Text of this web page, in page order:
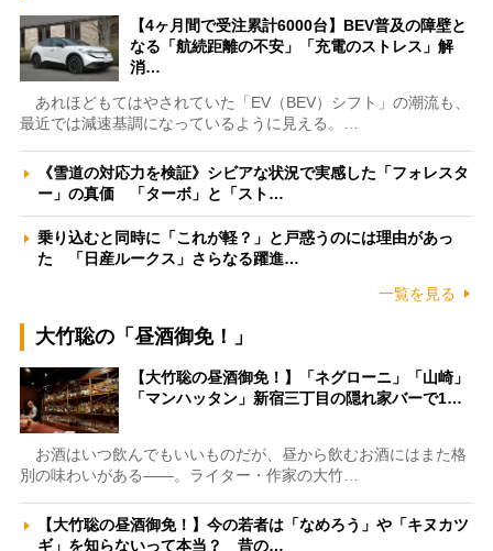
【4ヶ月間で受注累計6000台】BEV普及の障壁と
なる「航続距離の不安」「充電のストレス」解
消…
あれほどもてはやされていた「EV（BEV）シフト」の潮流も、
最近では減速基調になっているように見える。…
《雪道の対応力を検証》シビアな状況で実感した「フォレスタ
ー」の真価 「ターボ」と「スト…
乗り込むと同時に「これが軽？」と戸惑うのには理由があっ
た 「日産ルークス」さらなる躍進…
一覧を見る
大竹聡の「昼酒御免！」
【大竹聡の昼酒御免！】「ネグローニ」「山崎」
「マンハッタン」新宿三丁目の隠れ家バーで1…
お酒はいつ飲んでもいいものだが、昼から飲むお酒にはまた格
別の味わいがある――。ライター・作家の大竹…
【大竹聡の昼酒御免！】今の若者は「なめろう」や「キヌカツ
ギ」を知らないって本当？ 昔の…